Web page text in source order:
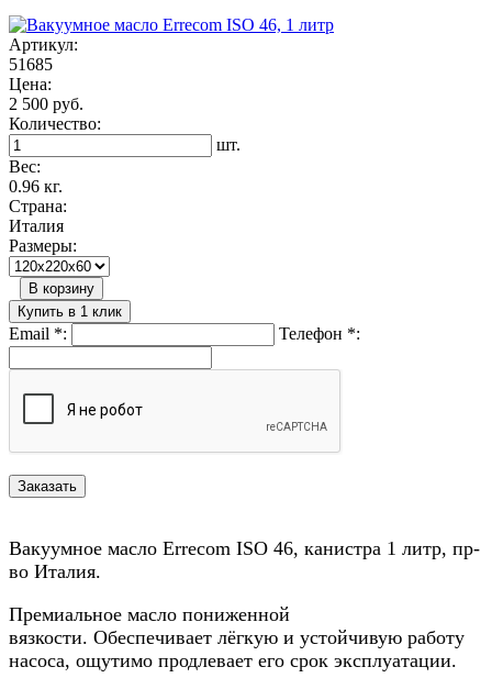
Артикул:
51685
Цена:
2 500 руб.
Количество:
шт.
Вес:
0.96 кг.
Страна:
Италия
Размеры:
В корзину
Купить в 1 клик
Email *: Телефон *:
Вакуумное масло Errecom ISO 46, канистра 1 литр, пр-
во Италия.
Премиальное масло пониженной
вязкости. Обеспечивает лёгкую и устойчивую работу
насоса, ощутимо продлевает его срок эксплуатации.